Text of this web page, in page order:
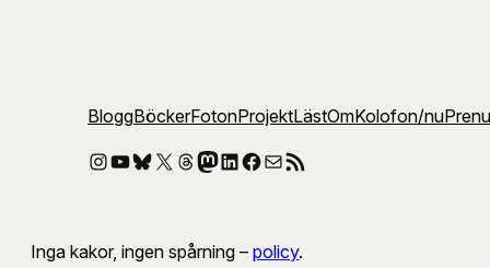
BloggBöckerFotonProjektLästOmKolofon/nu
Instagram
YouTube
Bluesky
X Threads
Mastodon
LinkedIn
Facebook
E-postRSS-flöde
Inga kakor, ingen spårning – policy.